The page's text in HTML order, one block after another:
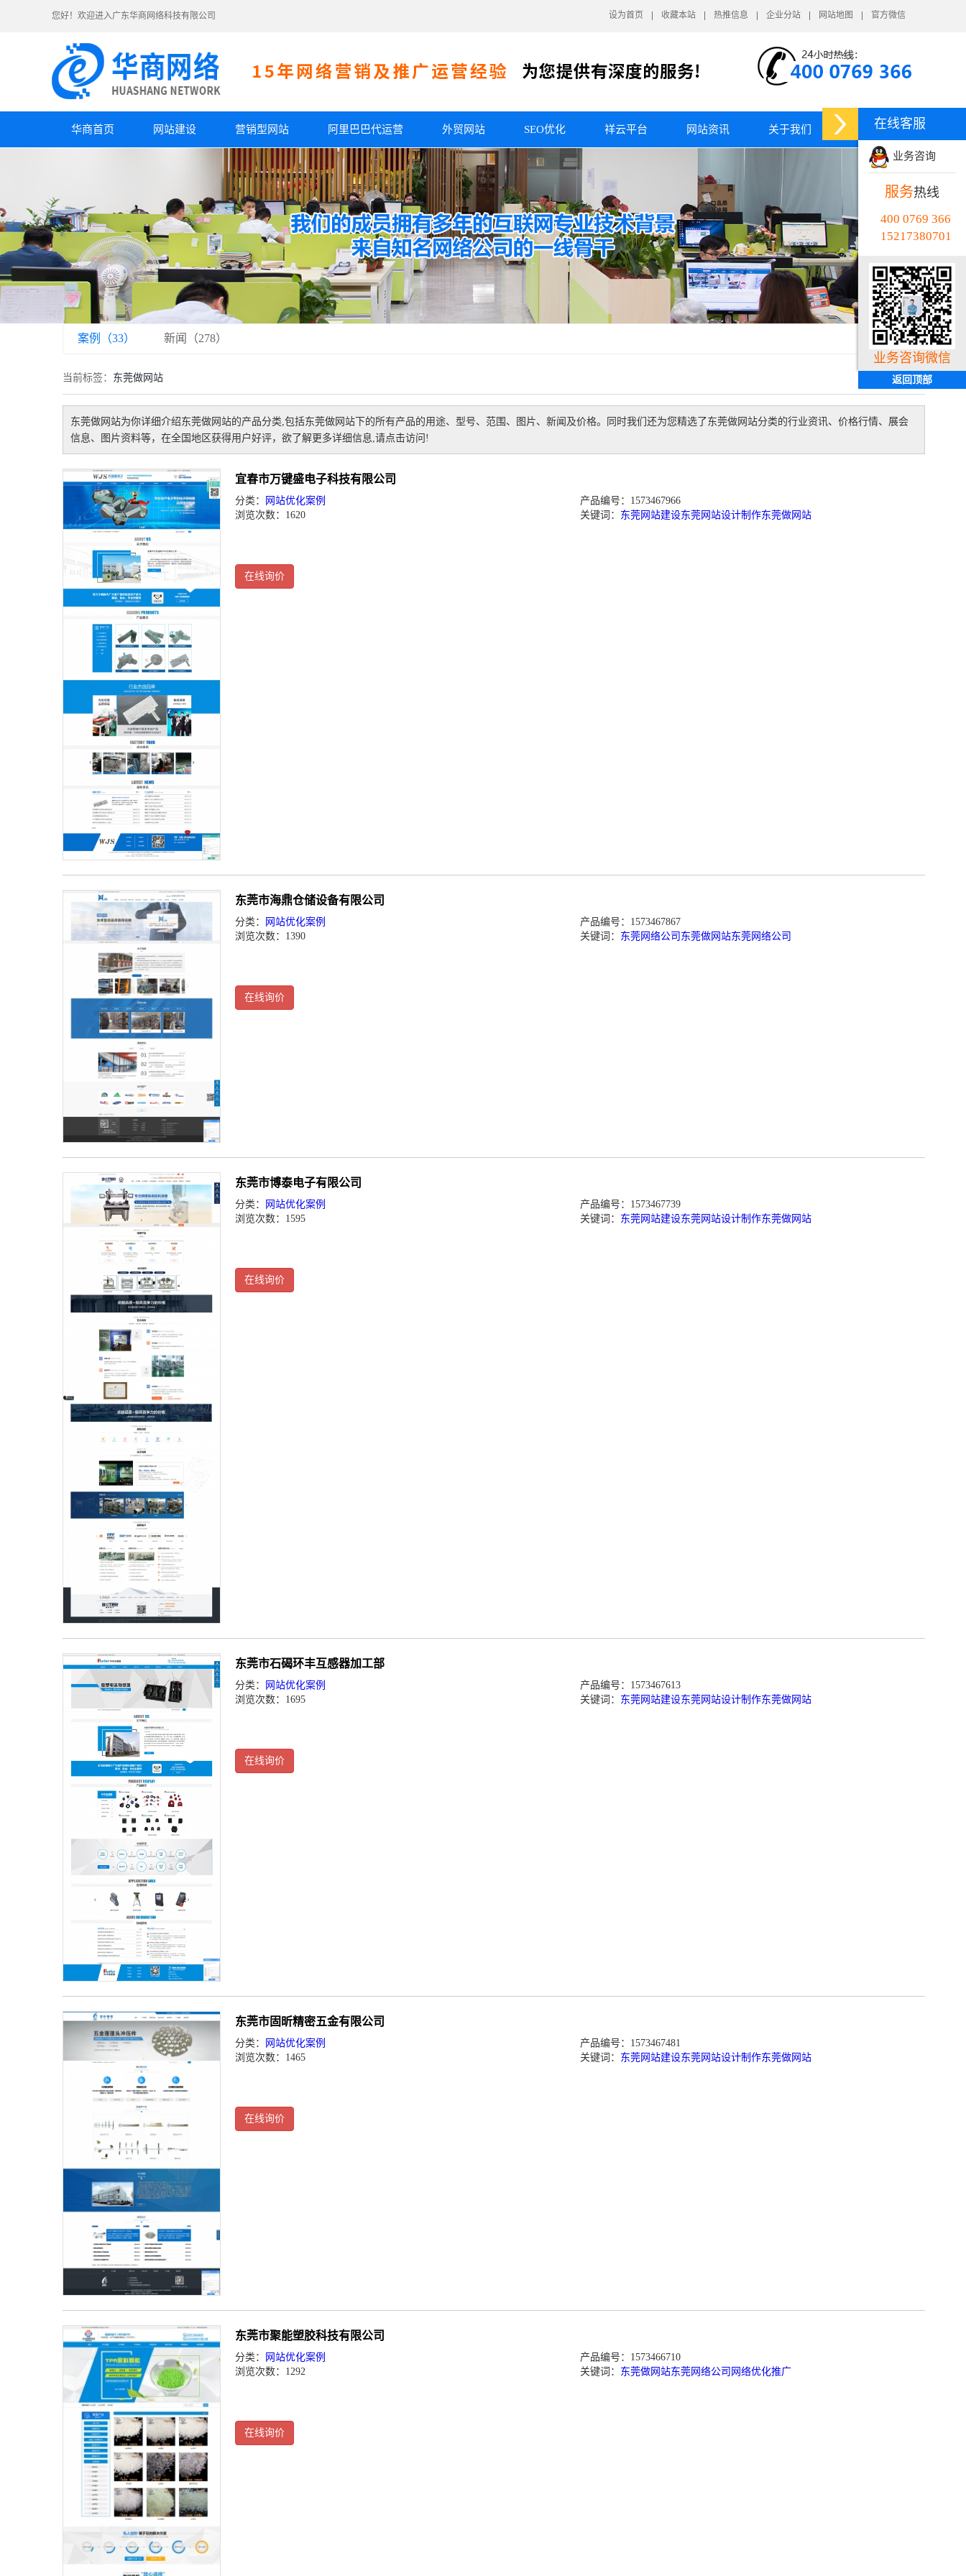
您好！欢迎进入广东华商网络科技有限公司 设为首页 收藏本站 热推信息 企业分站 网站地图 官方微信
华商首页 网站建设 营销型网站 阿里巴巴代运营 外贸网站 SEO优化 祥云平台 网站资讯 关于我们
案例（33） 新闻（278）
当前标签： 东莞做网站
东莞做网站为你详细介绍东莞做网站的产品分类,包括东莞做网站 下的所有产品的用途、型号、范围、图片、新闻及价格。同时我们还为您精选了 东莞做网站分类的行业资讯、价格行情、展会
信息、图片资料等，在全国地区获得用户好评，欲了解更多详细信息,请点击访问!
宜春市万键盛电子科技有限公司
分类： 网站优化案例
产品编号：1573467966
浏览次数：1620
关键词： 东莞网站建设东莞网站设计制作东莞做网站
在线询价
东莞市海鼎仓储设备有限公司
分类： 网站优化案例
产品编号：1573467867
浏览次数：1390
关键词： 东莞网络公司 东莞做网站东莞网络公司
在线询价
东莞市博泰电子有限公司
分类： 网站优化案例
产品编号：1573467739
浏览次数：1595
关键词： 东莞网站建设东莞网站设计制作东莞做网站
在线询价
东莞市石碣环丰互感器加工部
分类： 网站优化案例
产品编号：1573467613
浏览次数：1695
关键词： 东莞网站建设东莞网站设计制作东莞做网站
在线询价
东莞市固昕精密五金有限公司
分类： 网站优化案例
产品编号：1573467481
浏览次数：1465
关键词： 东莞网站建设东莞网站设计制作东莞做网站
在线询价
东莞市聚能塑胶科技有限公司
分类： 网站优化案例
产品编号：1573466710
浏览次数：1292
关键词： 东莞做网站东莞网络公司 网络优化推广
在线询价
在线客服
业务咨询
服务热线
400 0769 366
15217380701
业务咨询微信
返回顶部